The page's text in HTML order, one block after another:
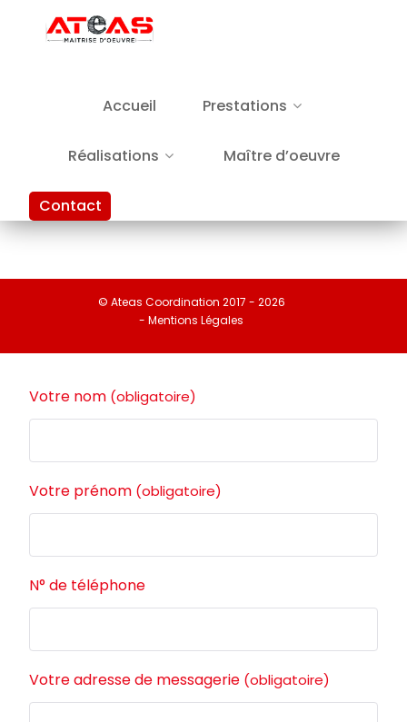
Accueil Prestations
Réalisations Maître d’oeuvre
Contact
© Ateas Coordination 2017 - 2026
- Mentions Légales
Votre nom (obligatoire)
Votre prénom (obligatoire)
N° de téléphone
Votre adresse de messagerie (obligatoire)